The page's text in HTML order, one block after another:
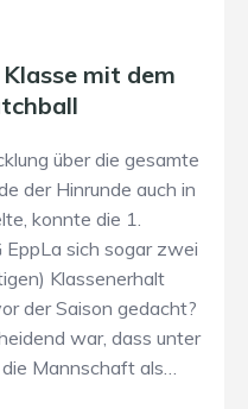
mit dem
über die gesamte
der Hinrunde auch in
konnte die 1.
sich sogar zwei
Klassenerhalt
der Saison gedacht?
war, dass unter
Mannschaft als…